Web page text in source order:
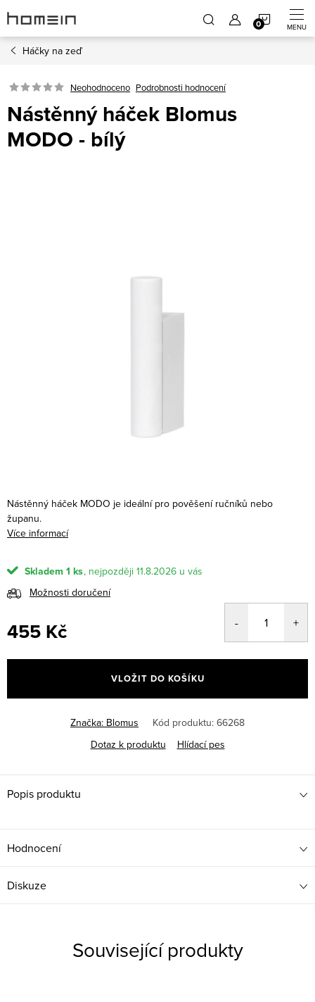
na
obsah
Háčky na zeď
Neohodnoceno Podrobnosti hodnocení
Nástěnný háček Blomus
MODO - bílý
Nástěnný háček MODO je ideální pro pověšení ručníků nebo
županu.
Více informací
Skladem 1 ks
11.8.2026
Možnosti doručení
455 Kč
cena:
VLOŽIT DO KOŠÍKU
Značka: Blomus Kód produktu: 66268
Dotaz k produktu
Hlídací pes
Popis produktu
Hodnocení
Diskuze
Související produkty